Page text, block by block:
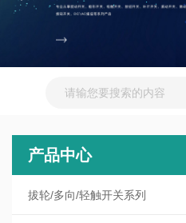
产品中心
拔轮/多向/轻触开关系列